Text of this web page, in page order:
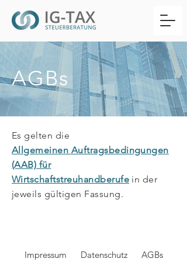
AGBs
Es gelten die
Allgemeinen Auftragsbedingungen
(AAB) für
Wirtschaftstreuhandberufe in der
jeweils gültigen Fassung.
Impressum Datenschutz AGBs